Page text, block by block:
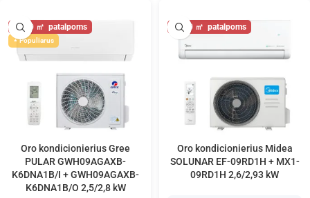
30
Populiarus
Oro kondicionierius Gree
PULAR GWH09AGAXB-
K6DNA1B/I + GWH09AGAXB-
K6DNA1B/O 2,5/2,8 kW
30
Oro kondicionierius Midea
SOLUNAR EF-09RD1H + MX1-
09RD1H 2,6/2,93 kW